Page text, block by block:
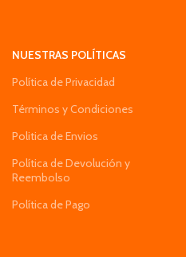
NUESTRAS POLÍTICAS
Política de Privacidad
Términos y Condiciones
Politica de Envios
Política de Devolución y
Reembolso
Política de Pago